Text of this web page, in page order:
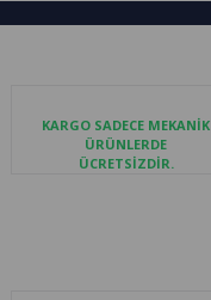
KARGO SADECE MEKANİK
ÜRÜNLERDE
ÜCRETSİZDİR.